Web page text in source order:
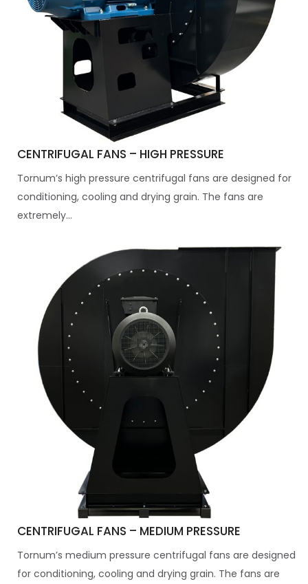
CENTRIFUGAL FANS – HIGH PRESSURE
Tornum’s high pressure centrifugal fans are designed for
conditioning, cooling and drying grain. The fans are
extremely...
CENTRIFUGAL FANS – MEDIUM PRESSURE
Tornum’s medium pressure centrifugal fans are designed
for conditioning, cooling and drying grain. The fans are